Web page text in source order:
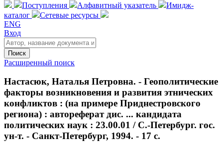
Поступления Алфавитный указатель
Имидж-
каталог
Сетевые ресурсы
ENG
Вход
Поиск
Расширенный поиск
Настасюк, Наталья Петровна. - Геополитические
факторы возникновения и развития этнических
конфликтов : (на примере Приднестровского
региона) : автореферат дис. ... кандидата
политических наук : 23.00.01 / С.-Петербург. гос.
ун-т. - Санкт-Петербург, 1994. - 17 с.